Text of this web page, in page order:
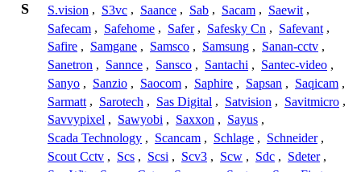
S S.vision , S3vc , Saance , Sab , Sacam , Saewit ,
Safecam , Safehome , Safer , Safesky Cn , Safevant ,
Safire , Samgane , Samsco , Samsung , Sanan-cctv ,
Sanetron , Sannce , Sansco , Santachi , Santec-video ,
Sanyo , Sanzio , Saocom , Saphire , Sapsan , Saqicam ,
Sarmatt , Sarotech , Sas Digital , Satvision , Savitmicro ,
Savvypixel , Sawyobi , Saxxon , Sayus ,
Scada Technology , Scancam , Schlage , Schneider ,
Scout Cctv , Scs , Scsi , Scv3 , Scw , Sdc , Sdeter ,